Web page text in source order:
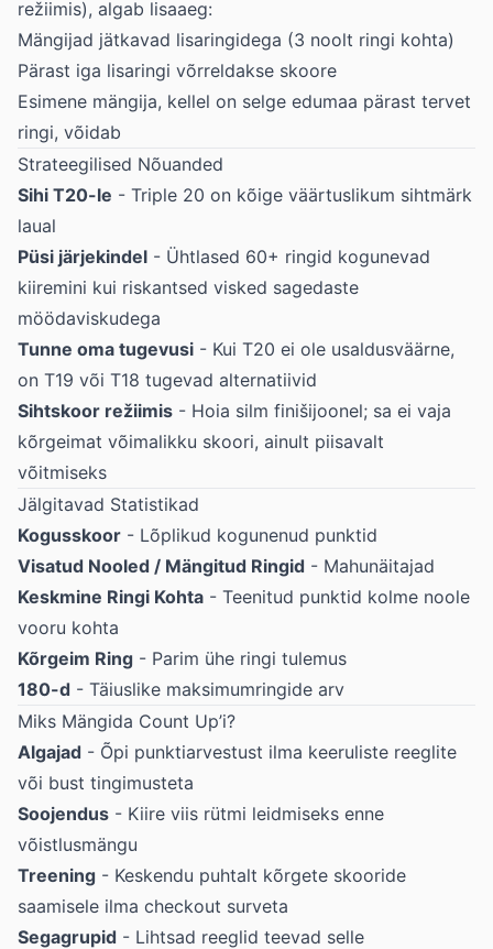
režiimis), algab lisaaeg:
Mängijad jätkavad lisaringidega (3 noolt ringi kohta)
Pärast iga lisaringi võrreldakse skoore
Esimene mängija, kellel on selge edumaa pärast tervet
ringi, võidab
Strateegilised Nõuanded
Sihi T20-le - Triple 20 on kõige väärtuslikum sihtmärk
laual
Püsi järjekindel - Ühtlased 60+ ringid kogunevad
kiiremini kui riskantsed visked sagedaste
möödaviskudega
Tunne oma tugevusi - Kui T20 ei ole usaldusväärne,
on T19 või T18 tugevad alternatiivid
Sihtskoor režiimis - Hoia silm finišijoonel; sa ei vaja
kõrgeimat võimalikku skoori, ainult piisavalt
võitmiseks
Jälgitavad Statistikad
Kogusskoor - Lõplikud kogunenud punktid
Visatud Nooled / Mängitud Ringid - Mahunäitajad
Keskmine Ringi Kohta - Teenitud punktid kolme noole
vooru kohta
Kõrgeim Ring - Parim ühe ringi tulemus
180-d - Täiuslike maksimumringide arv
Miks Mängida Count Up’i?
Algajad - Õpi punktiarvestust ilma keeruliste reeglite
või bust tingimusteta
Soojendus - Kiire viis rütmi leidmiseks enne
võistlusmängu
Treening - Keskendu puhtalt kõrgete skooride
saamisele ilma checkout surveta
Segagrupid - Lihtsad reeglid teevad selle